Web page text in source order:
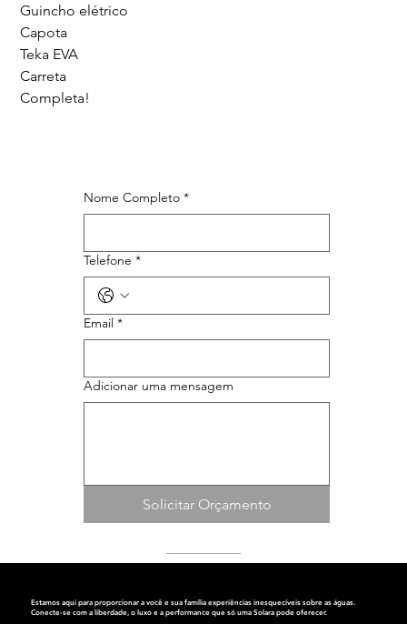
Guincho elétrico
Capota
Teka EVA
Carreta
Completa!
Nome Completo *
Telefone *
Email *
Adicionar uma mensagem
Solicitar Orçamento
Estamos aqui para proporcionar a você e sua família experiências inesquecíveis sobre as águas.
Conecte-se com a liberdade, o luxo e a performance que sóuma Solara pode oferecer.